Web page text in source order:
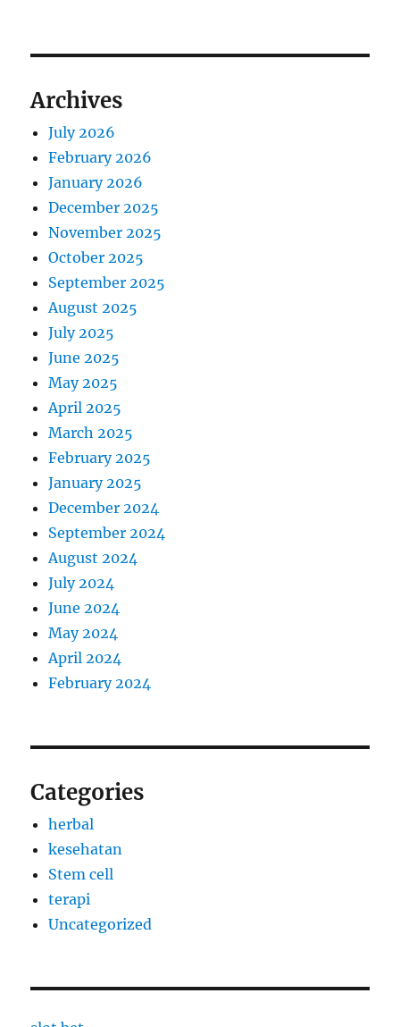
Archives
July 2026
February 2026
January 2026
December 2025
November 2025
October 2025
September 2025
August 2025
July 2025
June 2025
May 2025
April 2025
March 2025
February 2025
January 2025
December 2024
September 2024
August 2024
July 2024
June 2024
May 2024
April 2024
February 2024
Categories
herbal
kesehatan
Stem cell
terapi
Uncategorized